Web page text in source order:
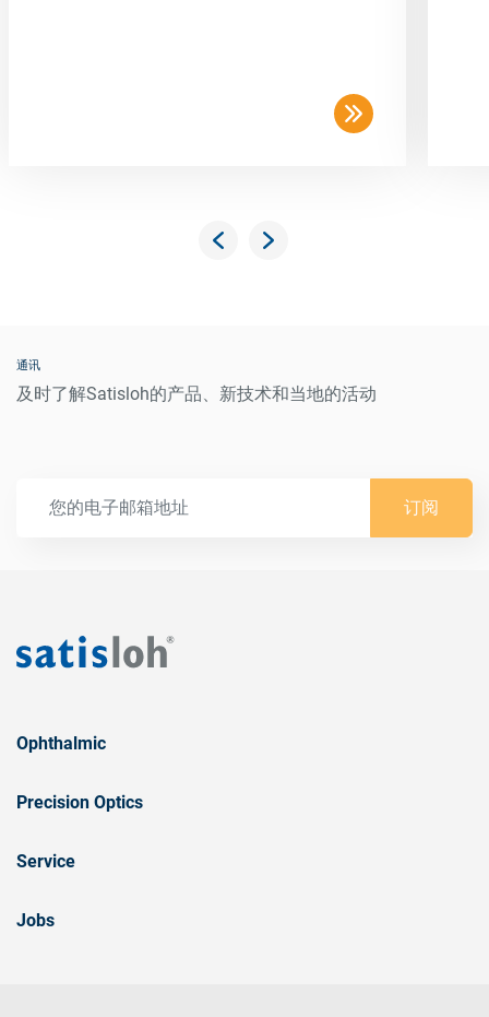
通讯
及时了解Satisloh的产品、新技术和当地的活动
订阅
Ophthalmic
Precision Optics
Service
Jobs